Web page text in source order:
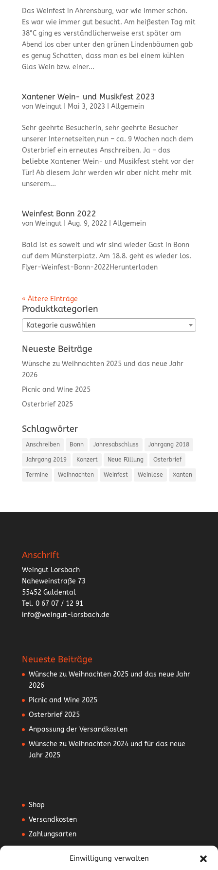
Einwilligung verwalten
Das Weinfest in Ahrensburg, war wie immer schön.
Es war wie immer gut besucht. Am heißesten Tag mit
38°C ging es verständlicherweise erst später am
Abend los aber unter den grünen Lindenbäumen gab
es genug Schatten, dass man es bei einem kühlen
Glas Wein bzw. einer...
Xantener Wein- und Musikfest 2023
von Weingut| Mai 3, 2023 Allgemein
Sehr geehrte Besucherin, sehr geehrte Besucher
unserer Internetseiten,nun – ca. 9 Wochen nach dem
Osterbrief ein erneutes Anschreiben. Ja – das
beliebte Xantener Wein- und Musikfest steht vor der
Tür! Ab diesem Jahr werden wir aber nicht mehr mit
unserem...
Weinfest Bonn 2022
von Weingut| Aug. 9, 2022 Allgemein
Bald ist es soweit und wir sind wieder Gast in Bonn
auf dem Münsterplatz. Am 18.8. geht es wieder los.
Flyer-Weinfest-Bonn-2022Herunterladen
« Ältere Einträge
Produktkategorien
Kategorie auswählen
Neueste Beiträge
Wünsche zu Weihnachten 2025 und das neue Jahr
2026
Picnic and Wine 2025
Osterbrief 2025
Schlagwörter
Anschreiben Bonn Jahresabschluss Jahrgang 2018
Jahrgang 2019 Konzert Neue Füllung Osterbrief
Termine Weihnachten Weinfest Weinlese Xanten
Anschrift
Weingut Lorsbach
Naheweinstraße 73
55452 Guldental
Tel. 0 67 07 / 12 91
info@weingut-lorsbach.de
Neueste Beiträge
Wünsche zu Weihnachten 2025 und das neue Jahr
2026
Picnic and Wine 2025
Osterbrief 2025
Anpassung der Versandkosten
Wünsche zu Weihnachten 2024 und für das neue
Jahr 2025
Shop
Versandkosten
Zahlungsarten